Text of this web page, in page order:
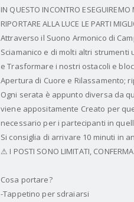
IN QUESTO INCONTRO
RIPORTARE ALLA LUCE LE PARTI
Attraverso il Suono Armonico di
Sciamanico e di molti altri
e Trasformare i nostri ostacoli e
Apertura di Cuore e Rilassamento;
Ogni serata è appunto diversa da
viene appositamente Creato per
necessario per i partecipanti in
Si consiglia di arrivare 10 minuti in
⚠ I POSTI SONO LIMITATI,
Cosa portare?
-Tappetino per sdraiarsi